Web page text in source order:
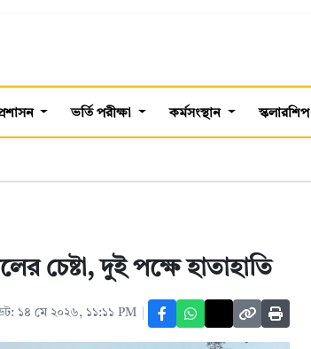
ভর্তি পরীক্ষা কর্মসংস্থান স্কলারশিপ
চেষ্টা, দুই পক্ষে হাতাহাতি
১৪ মে ২০২৬, ১১:১১ PM